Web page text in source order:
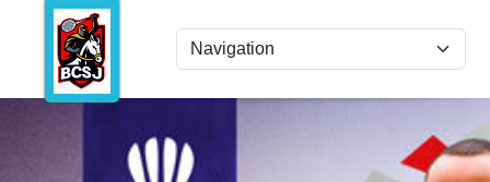
Panneau de gestion des cookies